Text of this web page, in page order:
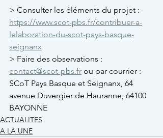
> Consulter les éléments du projet :
https://www.scot-pbs.fr/contribuer-a-
lelaboration-du-scot-pays-basque-
seignanx
> Faire des observations :
contact@scot-pbs.fr ou par courrier :
SCoT Pays Basque et Seignanx, 64
avenue Duvergier de Hauranne, 64100
BAYONNE
ACTUALITES
A LA UNE